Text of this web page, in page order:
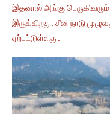
இதனால் அங்கு
இருக்கிறது. சீன நாடு
ஏற்பட்டுள்ளது.